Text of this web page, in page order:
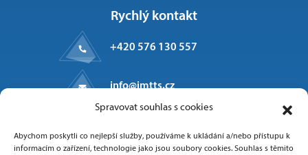
Spravovat souhlas s cookies
Abychom poskytli co nejlepší služby, používáme k ukládání a/nebo přístupu k
informacím o zařízení, technologie jako jsou soubory cookies. Souhlas s těmito
Rychlý kontakt
+420 576 130 557
info@imtts.cz
Valašské Meziříčí, 757 01